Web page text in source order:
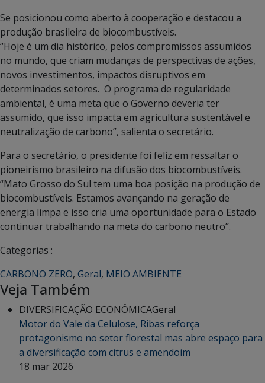
Se posicionou como aberto à cooperação e destacou a
produção brasileira de biocombustíveis.
“Hoje é um dia histórico, pelos compromissos assumidos
no mundo, que criam mudanças de perspectivas de ações,
novos investimentos, impactos disruptivos em
determinados setores. O programa de regularidade
ambiental, é uma meta que o Governo deveria ter
assumido, que isso impacta em agricultura sustentável e
neutralização de carbono”, salienta o secretário.
Para o secretário, o presidente foi feliz em ressaltar o
pioneirismo brasileiro na difusão dos biocombustíveis.
“Mato Grosso do Sul tem uma boa posição na produção de
biocombustíveis. Estamos avançando na geração de
energia limpa e isso cria uma oportunidade para o Estado
continuar trabalhando na meta do carbono neutro”.
Categorias :
CARBONO ZERO, Geral, MEIO AMBIENTE
Veja Também
DIVERSIFICAÇÃO ECONÔMICAGeral
Motor do Vale da Celulose, Ribas reforça
protagonismo no setor florestal mas abre espaço para
a diversificação com citrus e amendoim
18 mar 2026